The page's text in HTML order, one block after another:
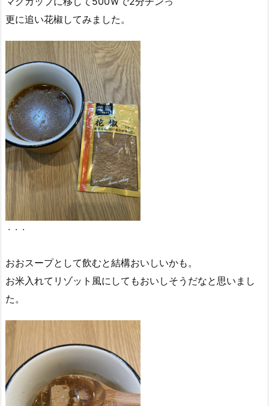
更に追い花椒してみました。
・・・
おおスープとして飲むと結構おいしいかも。
お米入れてリゾット風にしてもおいしそうだなと思いまし
た。